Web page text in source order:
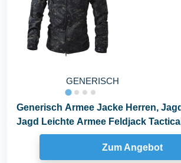
GENERISCH
Generisch Armee Jacke Herren,
Jagd Leichte Armee Feldjack
Bunwehr...
Zum Angebot